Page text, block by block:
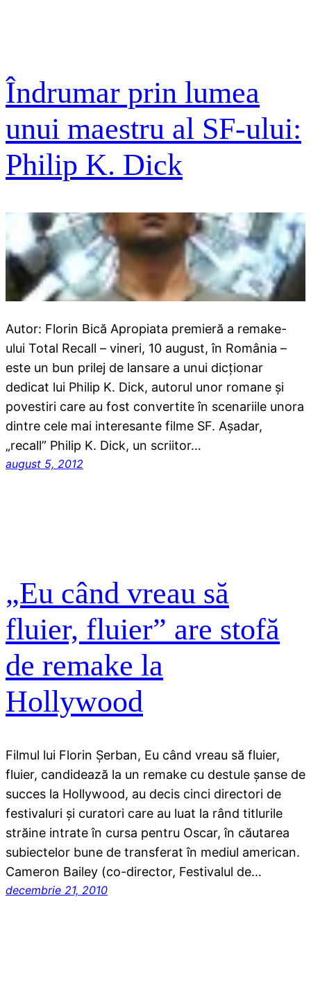
Îndrumar prin lumea
unui maestru al SF-ului:
Philip K. Dick
Autor: Florin Bică Apropiata premieră a remake-
ului Total Recall – vineri, 10 august, în România –
este un bun prilej de lansare a unui dicţionar
dedicat lui Philip K. Dick, autorul unor romane şi
povestiri care au fost convertite în scenariile unora
dintre cele mai interesante filme SF. Aşadar,
„recall” Philip K. Dick, un scriitor…
august 5, 2012
„Eu când vreau să
fluier, fluier” are stofă
de remake la
Hollywood
Filmul lui Florin Şerban, Eu când vreau să fluier,
fluier, candidează la un remake cu destule şanse de
succes la Hollywood, au decis cinci directori de
festivaluri şi curatori care au luat la rând titlurile
străine intrate în cursa pentru Oscar, în căutarea
subiectelor bune de transferat în mediul american.
Cameron Bailey (co-director, Festivalul de…
decembrie 21, 2010